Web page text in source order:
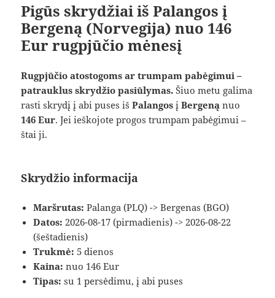
Pigūs skrydžiai iš Palangos į
Bergeną (Norvegija) nuo 146
Eur rugpjūčio mėnesį
Rugpjūčio atostogoms ar trumpam pabėgimui –
patrauklus skrydžio pasiūlymas. Šiuo metu galima
rasti skrydį į abi puses išPalangos įBergeną nuo
146 Eur. Jei ieškojote progos trumpam pabėgimui –
štai ji.
Skrydžio informacija
Maršrutas: Palanga (PLQ) -> Bergenas (BGO)
Datos: 2026-08-17 (pirmadienis) -> 2026-08-22
(šeštadienis)
Trukmė: 5 dienos
Kaina: nuo 146 Eur
Tipas: su 1 persėdimu, į abi puses